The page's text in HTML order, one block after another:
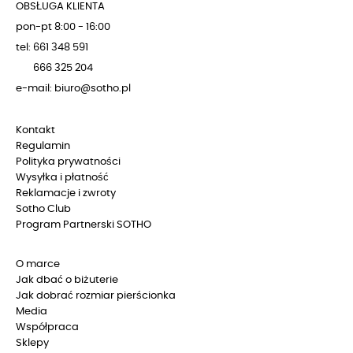
OBSŁUGA KLIENTA
pon-pt 8:00 - 16:00
tel: 661 348 591
666 325 204
e-mail: biuro@sotho.pl
Kontakt
Regulamin
Polityka prywatności
Wysyłka i płatność
Reklamacje i zwroty
Sotho Club
Program Partnerski SOTHO
O marce
Jak dbać o biżuterie
Jak dobrać rozmiar pierścionka
Media
Współpraca
Sklepy